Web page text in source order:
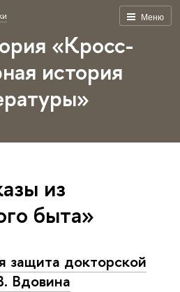
Меню
«Кросс-
история
из
быта»
защита докторской
Вдовина